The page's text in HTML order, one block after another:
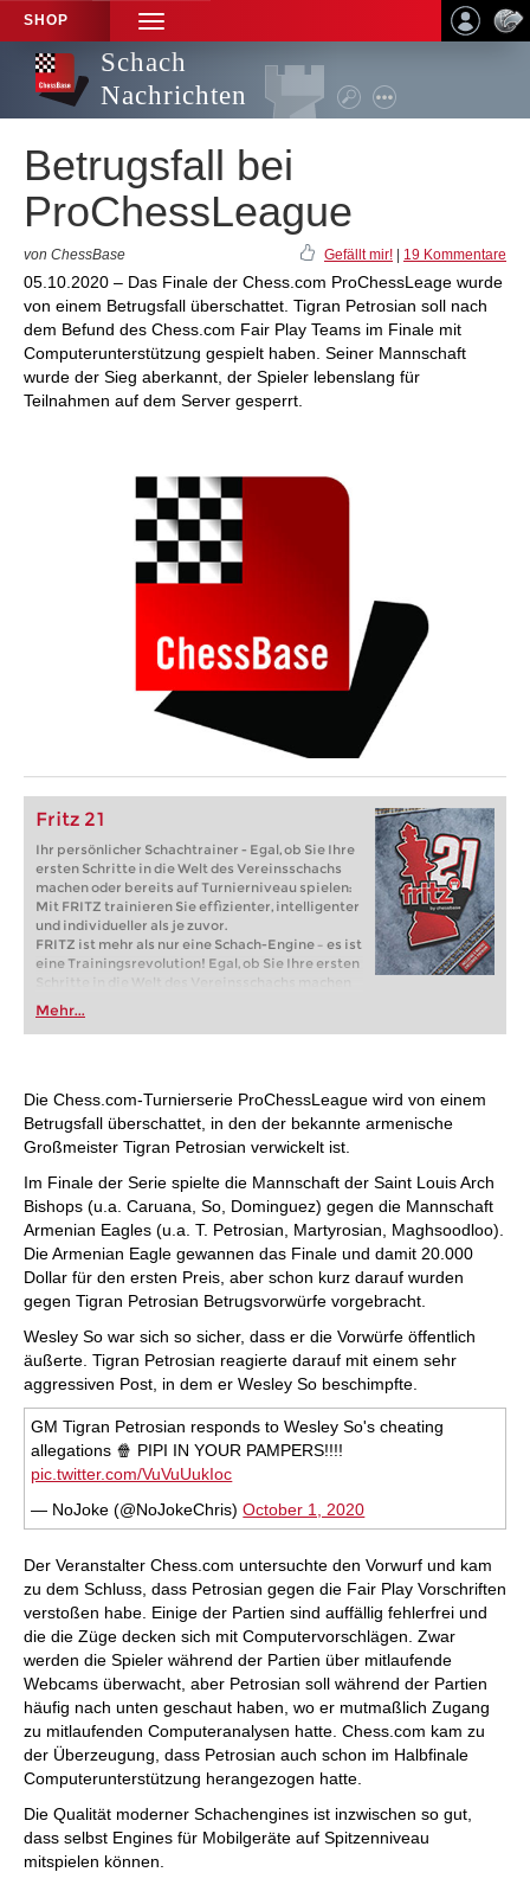
SHOP
TOGGLE
NAVIGATION
Schach
Nachrichten
Betrugsfall bei
ProChessLeague
von ChessBase Gefällt mir! 19 Kommentare
05.10.2020 – Das Finale der Chess.com ProChessLeage wurde
von einem Betrugsfall überschattet. Tigran Petrosian soll nach
dem Befund des Chess.com Fair Play Teams im Finale mit
Computerunterstützung gespielt haben. Seiner Mannschaft
wurde der Sieg aberkannt, der Spieler lebenslang für
Teilnahmen auf dem Server gesperrt.
Fritz 21
Ihr persönlicher Schachtrainer - Egal, ob Sie Ihre
ersten Schritte in die Welt des Vereinsschachs
machen oder bereits auf Turnierniveau spielen:
Mit FRITZ trainieren Sie effizienter, intelligenter
und individueller als je zuvor.
FRITZ ist mehr als nur eine Schach-Engine – es ist
eine Trainingsrevolution! Egal, ob Sie Ihre ersten
Schritte in die Welt des Vereinsschachs machen
oder bereits auf Turnierniveau spielen: Mit
FRITZ trainieren Sie effizienter, intelligenter und
individueller als je zuvor.
Mehr...
Die Chess.com-Turnierserie ProChessLeague wird von einem
Betrugsfall überschattet, in den der bekannte armenische
Großmeister Tigran Petrosian verwickelt ist.
Im Finale der Serie spielte die Mannschaft der Saint Louis Arch
Bishops (u.a. Caruana, So, Dominguez) gegen die Mannschaft
Armenian Eagles (u.a. T. Petrosian, Martyrosian, Maghsoodloo).
Die Armenian Eagle gewannen das Finale und damit 20.000
Dollar für den ersten Preis, aber schon kurz darauf wurden
gegen Tigran Petrosian Betrugsvorwürfe vorgebracht.
Wesley So war sich so sicher, dass er die Vorwürfe öffentlich
äußerte. Tigran Petrosian reagierte darauf mit einem sehr
aggressiven Post, in dem er Wesley So beschimpfte.
GM Tigran Petrosian responds to Wesley So's cheating
allegations 🍿 PIPI IN YOUR PAMPERS!!!!
pic.twitter.com/VuVuUukIoc
— NoJoke (@NoJokeChris)October 1, 2020
Der Veranstalter Chess.com untersuchte den Vorwurf und kam
zu dem Schluss, dass Petrosian gegen die Fair Play Vorschriften
verstoßen habe. Einige der Partien sind auffällig fehlerfrei und
die die Züge decken sich mit Computervorschlägen. Zwar
werden die Spieler während der Partien über mitlaufende
Webcams überwacht, aber Petrosian soll während der Partien
häufig nach unten geschaut haben, wo er mutmaßlich Zugang
zu mitlaufenden Computeranalysen hatte. Chess.com kam zu
der Überzeugung, dass Petrosian auch schon im Halbfinale
Computerunterstützung herangezogen hatte.
Die Qualität moderner Schachengines ist inzwischen so gut,
dass selbst Engines für Mobilgeräte auf Spitzenniveau
mitspielen können.